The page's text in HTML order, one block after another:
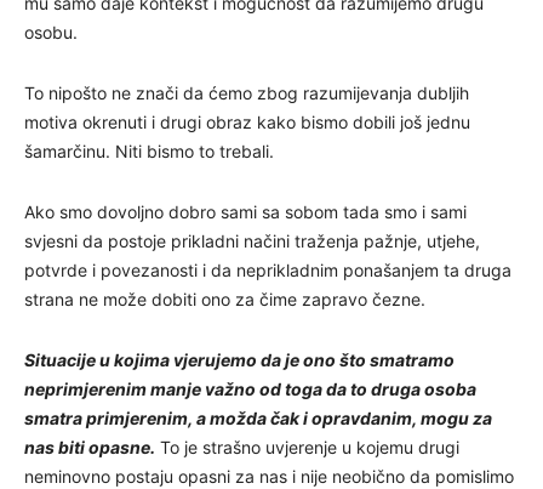
osobu.
To nipošto ne znači da ćemo zbog razumijevanja dubljih
motiva okrenuti i drugi obraz kako bismo dobili još jednu
šamarčinu. Niti bismo to trebali.
Ako smo dovoljno dobro sami sa sobom tada smo i sami
svjesni da postoje prikladni načini traženja pažnje, utjehe,
potvrde i povezanosti i da neprikladnim ponašanjem ta druga
strana ne može dobiti ono za čime zapravo čezne.
Situacije u kojima vjerujemo da je ono što smatramo
neprimjerenim manje važno od toga da to druga osoba
smatra primjerenim, a možda čak i opravdanim, mogu za
nas biti opasne. To je strašno uvjerenje u kojemu drugi
neminovno postaju opasni za nas i nije neobično da pomislimo